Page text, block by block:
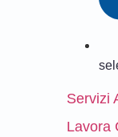
Servizi
Lavora